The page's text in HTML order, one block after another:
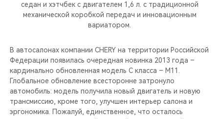
СЕДАНЫ
НОВИНКИ
ПОДДЕРЖКА
CHERY В СОЦСЕТЯХ
БЛАГОТВОРИТЕЛЬНОСТЬ
CHERY REMOTE
CHERY И СПОРТ
седан и хэтчбек с двигателем 1,6 л. с традиционной
механической коробкой передач и инновационным
вариатором.
В автосалонах компании CHERY на территории Российской
Федерации появилась очередная новинка 2013 года –
кардинально обновленная модель C класса – М11.
Глобальное обновление всесторонне затронуло
автомобиль: модель получила новый двигатель и новую
трансмиссию, кроме того, улучшен интерьер салона и
эргономика. Пожалуй, единственное, что осталось